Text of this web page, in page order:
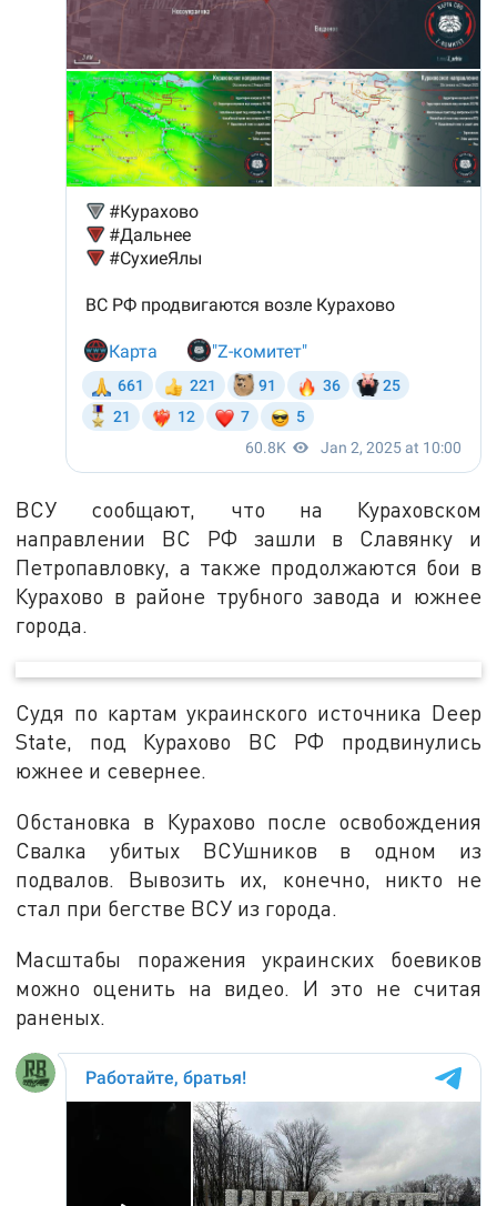
ВСУ сообщают, что на Кураховском
направлении ВС РФ зашли в Славянку и
Петропавловку, а также продолжаются бои в
Курахово в районе трубного завода и южнее
города.
Судя по картам украинского источника Deep
State, под Курахово ВС РФ продвинулись
южнее и севернее.
Обстановка в Курахово после освобождения
Свалка убитых ВСУшников в одном из
подвалов. Вывозить их, конечно, никто не
стал при бегстве ВСУ из города.
Масштабы поражения украинских боевиков
можно оценить на видео. И это не считая
раненых.